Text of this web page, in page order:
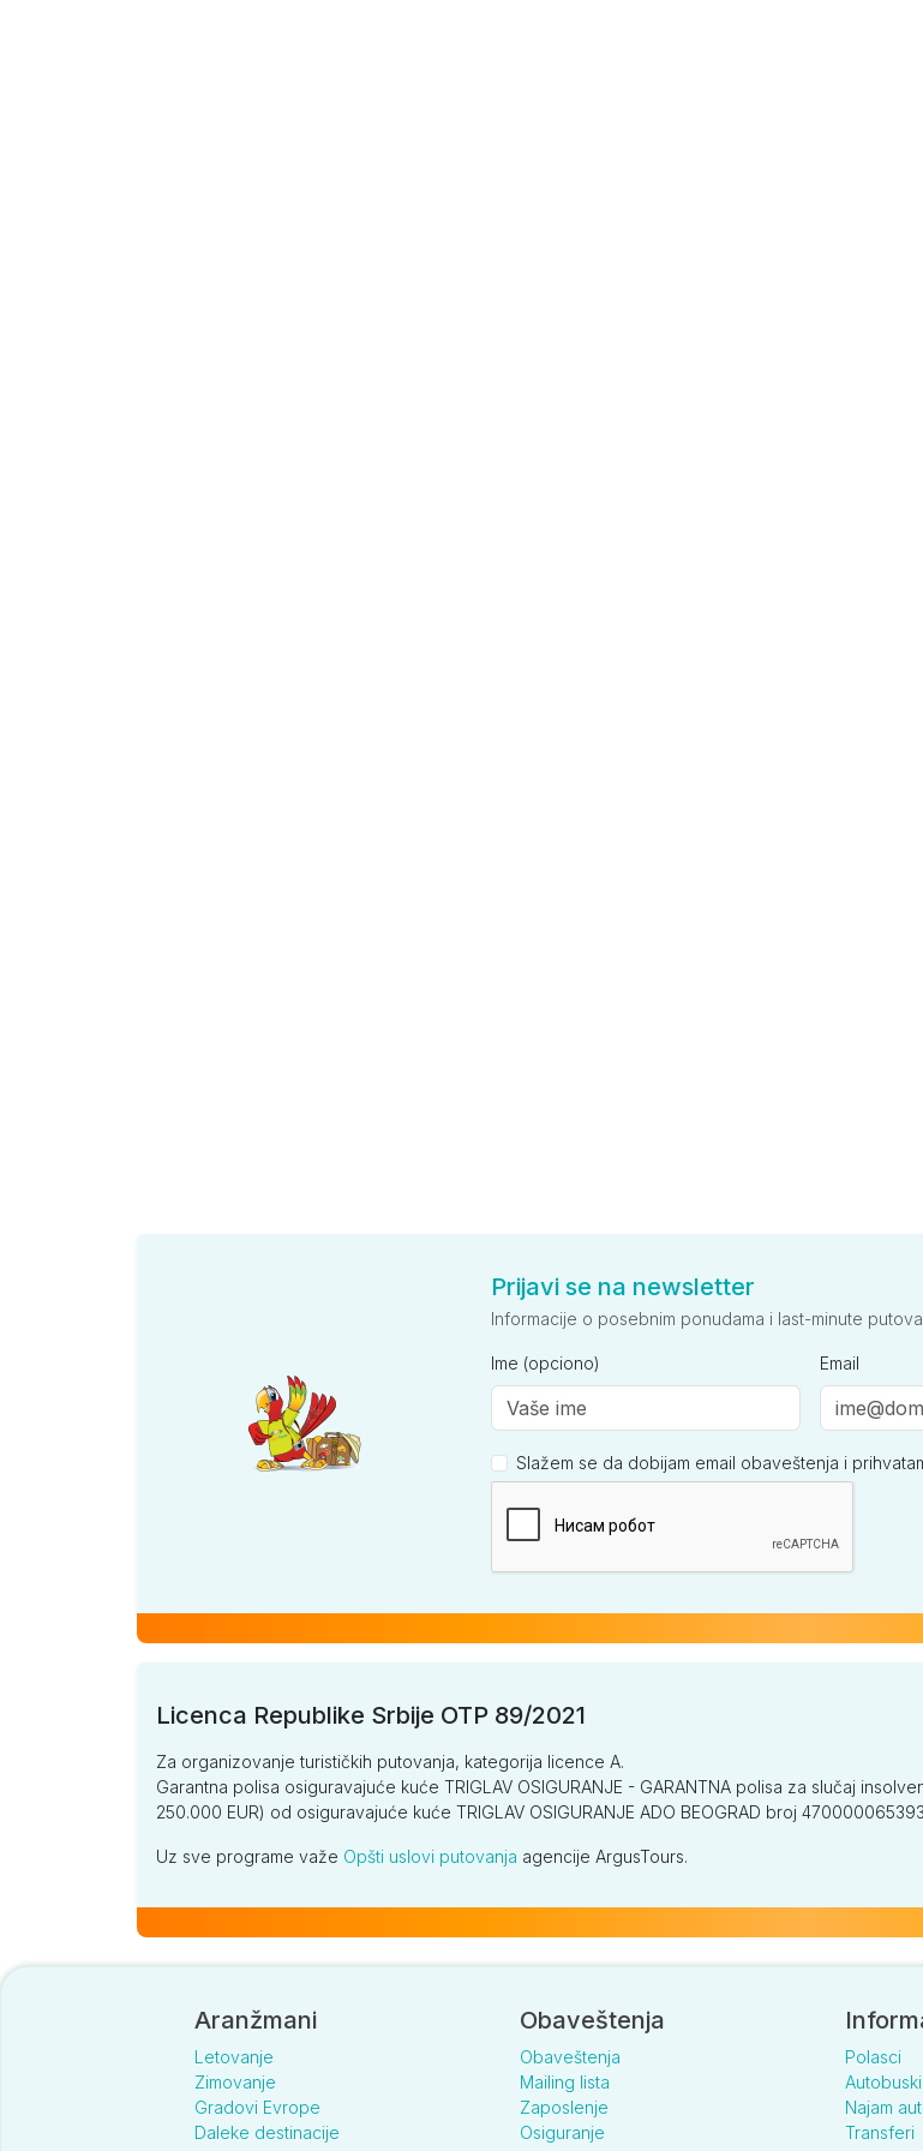
Prijavi se na newsletter
Informacije o posebnim ponudama i last-minute
Ime (opciono) Email
Slažem se da dobijam email obaveštenja i
Licenca Republike Srbije OTP 89/2021
Za organizovanje turističkih putovanja, kategorija licence A.
Garantna polisa osiguravajuće kuće TRIGLAV OSIGURANJE - GARANTNA polisa za slučaj
250.000 EUR) od osiguravajuće kuće TRIGLAV OSIGURANJE ADO BEOGRAD broj
Uz sve programe važe Opšti uslovi putovanja agencije ArgusTours.
Aranžmani
Letovanje
Zimovanje
Gradovi Evrope
Daleke destinacije
Obaveštenja
Obaveštenja
Mailing lista
Zaposlenje
Osiguranje
Polasci
Najam
Transferi